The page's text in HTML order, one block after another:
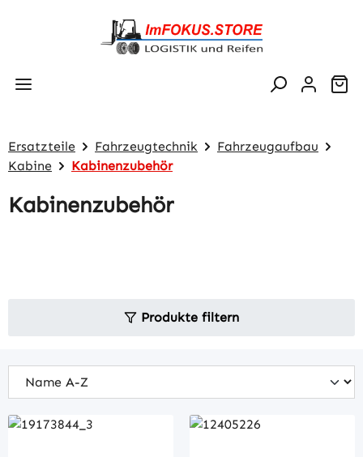
Zum Hauptinhalt springen
Ersatzteile Fahrzeugtechnik
Fahrzeugaufbau
Kabine
Kabinenzubehör
Kabinenzubehör
Produkte filtern